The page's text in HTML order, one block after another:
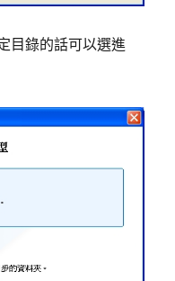
目錄的話可以選進